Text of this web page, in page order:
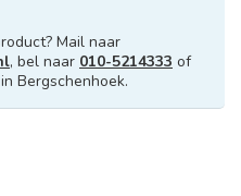
Mail naar
, bel naar 010-5214333 of
Bergschenhoek.